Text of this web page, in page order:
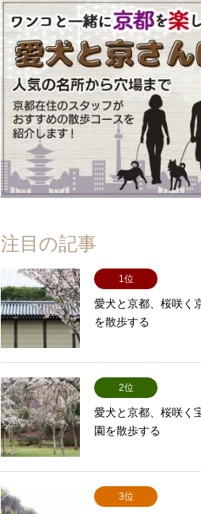
注目の記事
1位
愛犬と京都、桜咲く
を散歩する
2位
愛犬と京都、桜咲く
園を散歩する
3位